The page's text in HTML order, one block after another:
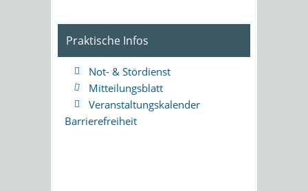
Praktische Infos
Not- & Stördienst
Mitteilungsblatt
Veranstaltungskalender
Barrierefreiheit